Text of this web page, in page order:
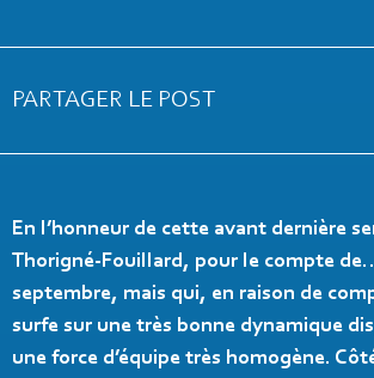
PARTAGER LE POST
En l’honneur de cette avant dernière
Thorigné-Fouillard, pour le compte
septembre, mais qui, en raison de
surfe sur une très bonne dynamique
une force d’équipe très homogène.